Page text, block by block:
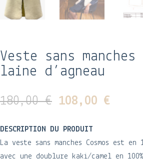
Veste sans manches
laine d’agneau
180,00€ Le
initial
était :
180,00 €.
108,00 €
est :
DESCRIPTION DU PRODUIT
La veste sans manches Cosmos est en
avec une doublure kaki/camel en